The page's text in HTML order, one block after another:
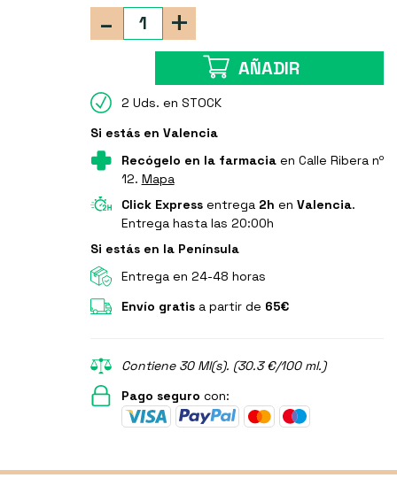
+
-
AÑADIR
2 Uds. en STOCK
Si estás en Valencia
Recógelo en la farmaciaen Calle Ribera nº
12. Mapa
Click Expressentrega 2h en Valencia.
Entrega hasta las 20:00h
Si estás en la Península
Entrega en 24-48 horas
Envío gratisa partir de 65€
Contiene 30 Ml(s). (30.3 €/100 ml.)
Pago seguro con: